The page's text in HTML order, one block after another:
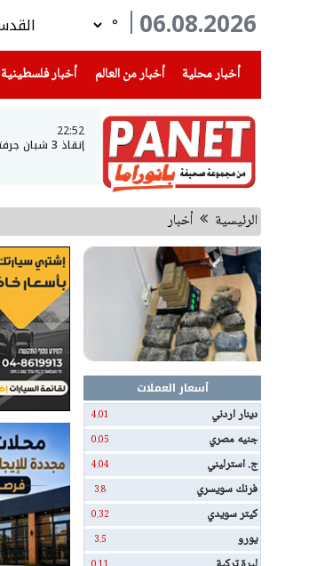
06.08.2026
°
أخبار محلية
(current) أخبار من العالم أخبار فلسطينية(current)
22:52
إنقاذ 3 شبان جرفتهم المياه إلى عمق بحيرة طبريا
الرئيسية أخبار
أسعار العملات
دينار اردني
4.01
جنيه مصري 0.05
ج. استرليني 4.04
فرنك سويسري 3.8
كيتر سويدي 0.32
يورو 3.5